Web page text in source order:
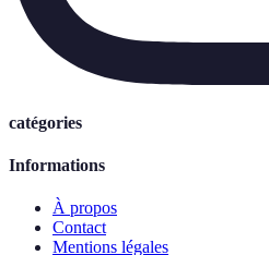
catégories
Informations
À propos
Contact
Mentions légales